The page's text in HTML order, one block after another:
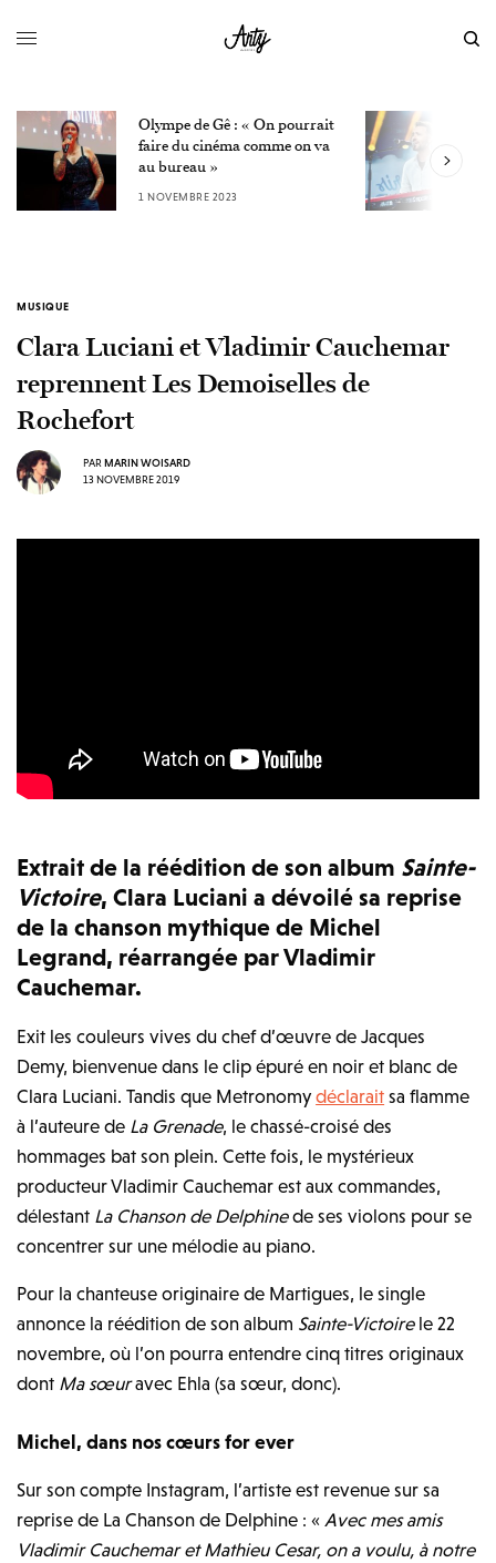
Olympe de Gê : « On pourrait
faire du cinéma comme on va
au bureau »
1 NOVEMBRE 2023
MUSIQUE
Clara Luciani et Vladimir Cauchemar
reprennent Les Demoiselles de
Rochefort
PAR MARIN WOISARD
13 NOVEMBRE 2019
Extrait de la réédition de son album Sainte-
Victoire, Clara Luciani a dévoilé sa reprise
de la chanson mythique de Michel
Legrand, réarrangée par Vladimir
Cauchemar.
Exit les couleurs vives du chef d’œuvre de Jacques
Demy, bienvenue dans le clip épuré en noir et blanc de
Clara Luciani. Tandis que Metronomydéclarait sa flamme
à l’auteure de La Grenade, le chassé-croisé des
hommages bat son plein. Cette fois, le mystérieux
producteur Vladimir Cauchemar est aux commandes,
délestant La Chanson de Delphinede ses violons pour se
concentrer sur une mélodie au piano.
Pour la chanteuse originaire de Martigues, le single
annonce la réédition de son album Sainte-Victoire le 22
novembre, où l’on pourra entendre cinq titres originaux
dont Ma sœuravec Ehla (sa sœur, donc).
Michel, dans nos cœurs for ever
Sur son compte Instagram, l’artiste est revenue sur sa
reprise de La Chanson de Delphine : «Avec mes amis
Vladimir Cauchemar et Mathieu Cesar, on a voulu, à notre